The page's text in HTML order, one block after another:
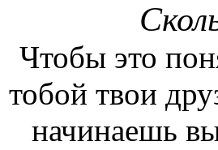
Чтобы это
тобой твои
начинаешь